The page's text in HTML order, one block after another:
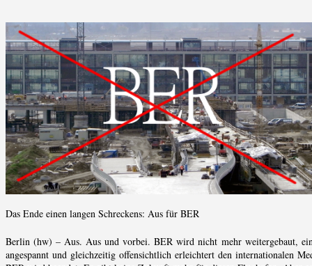
Das Ende einen langen Schreckens: Aus für BER
Berlin (hw) – Aus. Aus und vorbei. BER wird nicht mehr weitergebaut,
angespannt und gleichzeitig offensichtlich erleichtert den internationalen